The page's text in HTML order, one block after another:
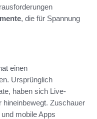
, die für Spannung
einen
Ursprünglich
haben sich Live-
hineinbewegt. Zuschauer
mobile Apps